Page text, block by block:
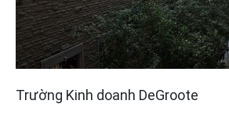
Trường Kinh doanh DeGroote